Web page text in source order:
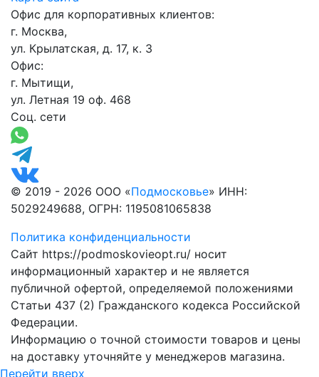
Офис для корпоративных клиентов:
г. Москва,
ул. Крылатская, д. 17, к. 3
Офис:
г. Мытищи,
ул. Летная 19 оф. 468
Соц. сети
© 2019 - 2026 ООО «Подмосковье» ИНН:
5029249688, ОГРН: 1195081065838
Политика конфиденциальности
Сайт https://podmoskovieopt.ru/ носит
информационный характер и не является
публичной офертой, определяемой положениями
Статьи 437 (2) Гражданского кодекса Российской
Федерации.
Информацию о точной стоимости товаров и цены
на доставку уточняйте у менеджеров магазина.
Перейти вверх